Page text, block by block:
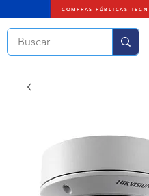
COMPRAS PÚBLICAS